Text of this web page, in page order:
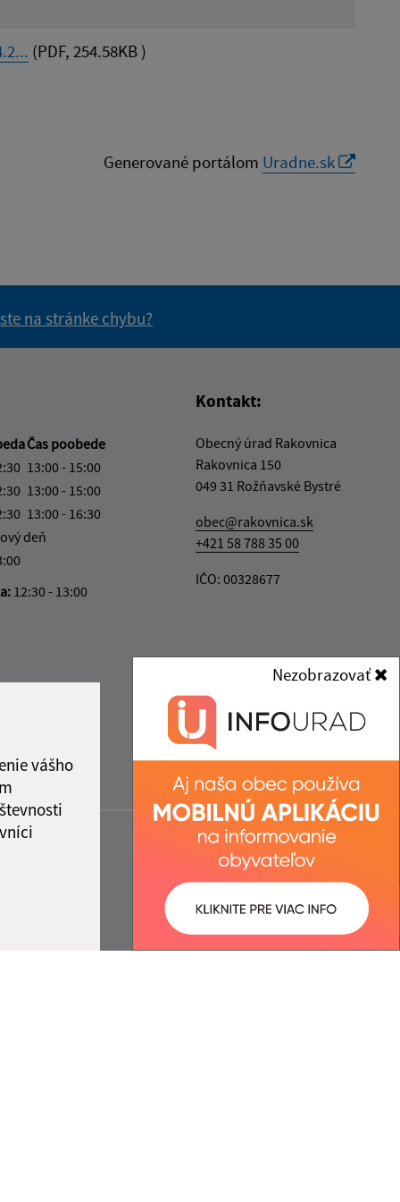
vášho
Nezobrazovať
(PDF, 254.58KB )
Generované portálom Uradne.sk
na stránke chybu?
Čas poobede
13:00 - 15:00
13:00 - 15:00
13:00 - 16:30
deň
12:30 - 13:00
Kontakt:
Obecný úrad Rakovnica
Rakovnica 150
049 31 Rožňavské Bystré
obec@rakovnica.sk
+421 58 788 35 00
IČO: 00328677